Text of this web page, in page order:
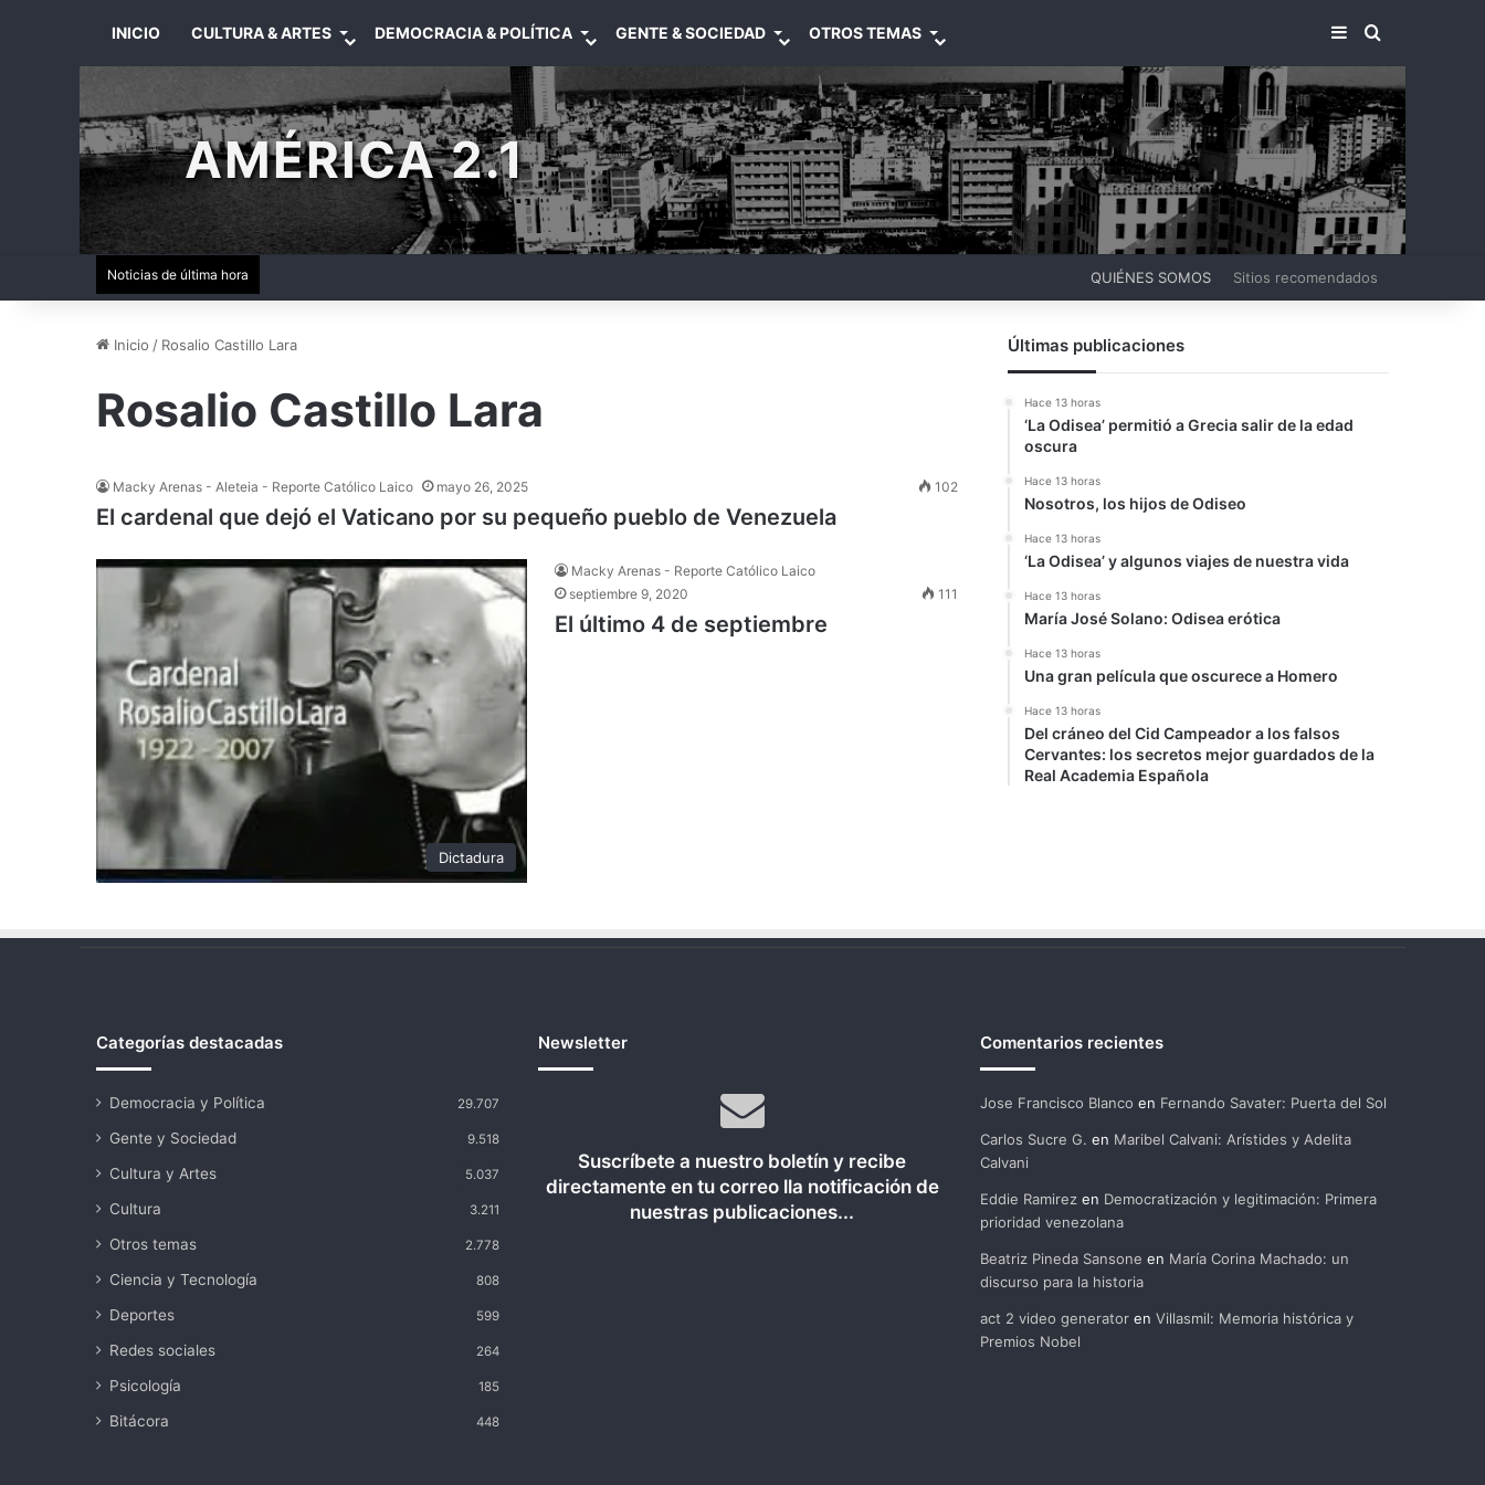
INICIO CULTURA & ARTES DEMOCRACIA & POLÍTICA GENTE & SOCIEDAD OTROS TEMAS BARRA LATERAL
BUSCAR
AMÉRICA 2.1
Noticias de última hora QUIÉNES SOMOS Sitios recomendados
Inicio / Rosalio Castillo Lara
Rosalio Castillo Lara
Macky Arenas - Aleteia - Reporte Católico Laico mayo 26, 2025 102
El cardenal que dejó el Vaticano por su pequeño pueblo de Venezuela
Dictadura
Macky Arenas - Reporte Católico Laico
septiembre 9, 2020
111
El último 4 de septiembre
Últimas publicaciones
Hace 13 horas
‘La Odisea’ permitió a Grecia salir de la edad
oscura
Hace 13 horas
Nosotros, los hijos de Odiseo
Hace 13 horas
‘La Odisea’ y algunos viajes de nuestra vida
Hace 13 horas
María José Solano: Odisea erótica
Hace 13 horas
Una gran película que oscurece a Homero
Hace 13 horas
Del cráneo del Cid Campeador a los falsos
Cervantes: los secretos mejor guardados de la
Real Academia Española
Categorías destacadas
Democracia y Política 29.707
Gente y Sociedad 9.518
Cultura y Artes 5.037
Cultura 3.211
Otros temas 2.778
Ciencia y Tecnología 808
Deportes 599
Redes sociales 264
Psicología 185
Bitácora 448
Newsletter
Suscríbete a nuestro boletín y recibe
directamente en tu correo lla notificación de
nuestras publicaciones...
Comentarios recientes
Jose Francisco Blanco en Fernando Savater: Puerta del Sol
Carlos Sucre G. en Maribel Calvani: Arístides y Adelita
Calvani
Eddie Ramirezen Democratización y legitimación: Primera
prioridad venezolana
Beatriz Pineda Sansone en María Corina Machado: un
discurso para la historia
act 2 video generatoren Villasmil: Memoria histórica y
Premios Nobel